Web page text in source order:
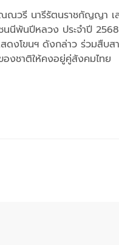
ณณวรี นารีรัตนราชกัญญา เ
นนีพันปีหลวง ประจำปี
งโขนฯ ดังกล่าว ร่วมสืบส
งชาติให้คงอยู่คู่สังคมไทย